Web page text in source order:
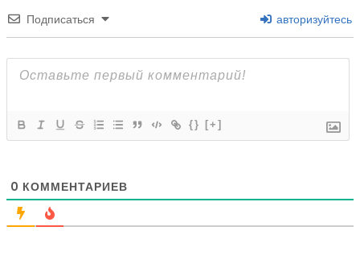
Подписаться авторизуйтесь
{} [+]
0 КОММЕНТАРИЕВ